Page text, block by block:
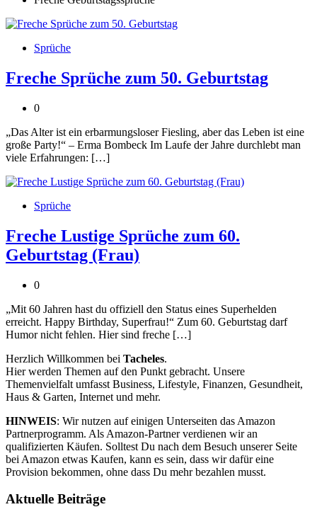
Sprüche
Freche Sprüche zum 50. Geburtstag
0
„Das Alter ist ein erbarmungsloser Fiesling, aber das Leben ist eine
große Party!“ – Erma Bombeck Im Laufe der Jahre durchlebt man
viele Erfahrungen: […]
Sprüche
Freche Lustige Sprüche zum 60.
Geburtstag (Frau)
0
„Mit 60 Jahren hast du offiziell den Status eines Superhelden
erreicht. Happy Birthday, Superfrau!“ Zum 60. Geburtstag darf
Humor nicht fehlen. Hier sind freche […]
Herzlich Willkommen bei Tacheles.
Hier werden Themen auf den Punkt gebracht. Unsere
Themenvielfalt umfasst Business, Lifestyle, Finanzen, Gesundheit,
Haus & Garten, Internet und mehr.
HINWEIS: Wir nutzen auf einigen Unterseiten das Amazon
Partnerprogramm. Als Amazon-Partner verdienen wir an
qualifizierten Käufen. Solltest Du nach dem Besuch unserer Seite
bei Amazon etwas Kaufen, kann es sein, dass wir dafür eine
Provision bekommen, ohne dass Du mehr bezahlen musst.
Aktuelle Beiträge